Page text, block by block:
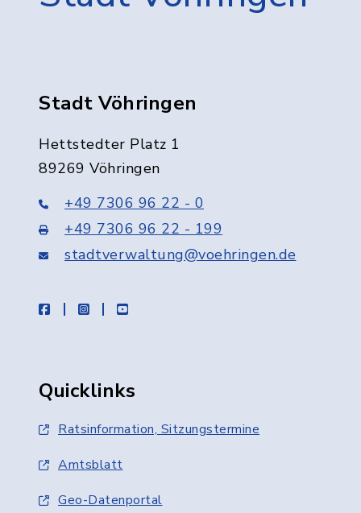
Stadt Vöhringen
Hettstedter Platz 1
89269 Vöhringen
+49 7306 96 22 - 0
+49 7306 96 22 - 199
stadtverwaltung@voehringen.de
facebookinstagramyoutube
Quicklinks
Ratsinformation, Sitzungstermine
Amtsblatt
Geo-Datenportal